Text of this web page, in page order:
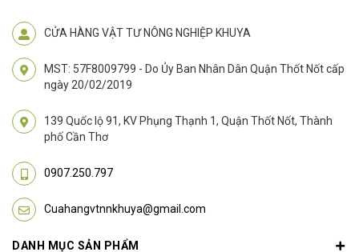
CỬA HÀNG VẬT TƯ NÔNG NGHIỆP KHUYA
MST: 57F8009799 - Do Ủy Ban Nhân Dân Quận Thốt Nốt cấp
ngày 20/02/2019
139 Quốc lộ 91, KV Phụng Thạnh 1, Quận Thốt Nốt, Thành
phố Cần Thơ
0907.250.797
Cuahangvtnnkhuya@gmail.com
DANH MỤC SẢN PHẨM